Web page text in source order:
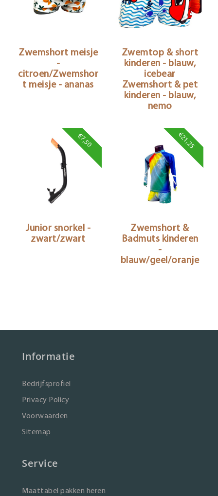
Zwemshort meisje
-
citroen/Zwemshor
t meisje - ananas
Zwemtop & short
kinderen - blauw,
icebear
Zwemshort & pet
kinderen - blauw,
nemo
€7,50
Junior snorkel -
zwart/zwart
€21,25
Zwemshort &
Badmuts kinderen
-
blauw/geel/oranje
Informatie
Bedrijfsprofiel
Privacy Policy
Voorwaarden
Sitemap
Service
Maattabel pakken heren